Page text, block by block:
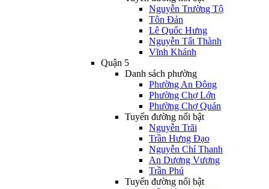
Nguyễn Trường Tộ
Tôn Đản
Lê Quốc Hưng
Nguyễn Tất Thành
Vĩnh Khánh
Quận 5
Danh sách phường
Phường An Đông
Phường Chợ Lớn
Phường Chợ Quán
Tuyến đường nổi bật
Nguyễn Trãi
Trần Hưng Đạo
Nguyễn Chí Thanh
An Dương Vương
Trần Phú
Tuyến đường nổi bật